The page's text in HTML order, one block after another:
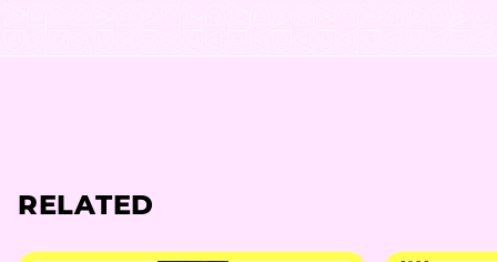
RELATED